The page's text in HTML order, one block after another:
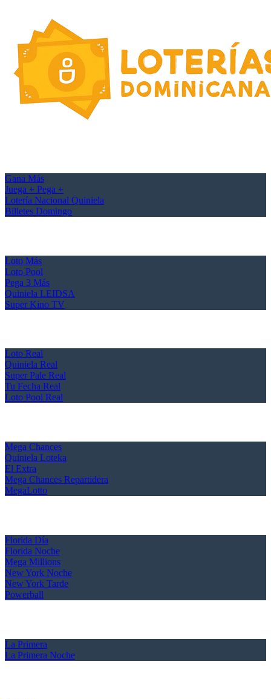
Gana Más
Juega + Pega +
Lotería Nacional Quiniela
Billetes Domingo
Loto Más
Loto Pool
Pega 3 Más
Quiniela LEIDSA
Super Kino TV
Loto Real
Quiniela Real
Super Pale Real
Tu Fecha Real
Loto Pool Real
Mega Chances
Quiniela Loteka
El Extra
Mega Chances Repartidera
MegaLotto
Florida Día
Florida Noche
Mega Millions
New York Noche
New York Tarde
Powerball
La Primera
La Primera Noche